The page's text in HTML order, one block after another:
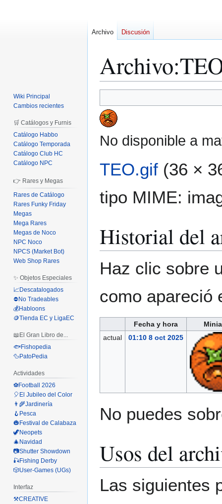
Archivo:
a
la
navegación
a
la
búsqueda
No disponible a
TEO.gif (36 ×
tipo MIME:
Historial del
Haz clic sobre
como apareció
Fecha y hora
actual
01:10 8 oct 2025
No puedes
Usos del
Las siguientes
Archivo Discusión
Wiki Principal
Cambios recientes
🛒 Catálogos y Furnis
Catálogo Habbo
Catálogo Temporada
Catálogo Club HC
Catálogo NPC
👉 Rares y Megas
Rares de Catálogo
Rares Funky Friday
Megas
Mega Rares
Megas de Noco
NPC Noco
NPCS (Market Bot)
Web Shop Rares
✨ Objetos Especiales
📈Descatalogados
⛔No Tradeables
💰Habloons
🪙Tienda EC y LigaEC
📖El Gran Libro de...
🐟Fishopedia
🦆PatoPedia
Actividades
⚽Football 2026
🎈El Jubileo del Color
👨‍🌾Jardinería
🪝Pesca
🎃Festival de Calabaza
🦖Neopets
🎄Navidad
📷Shutter Showdown
🎣Fishing Derby
🎲User-Games (UGs)
Interfaz
⚒️CREATIVE